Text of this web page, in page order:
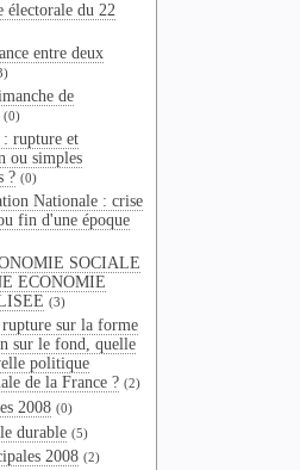
électorale du 22
entre deux
de
(0)
rupture et
ou simples
? (0)
Nationale : crise
fin d'une époque
SOCIALE
ECONOMIE
(3)
sur la forme
sur le fond, quelle
politique
de la France ? (2)
2008 (0)
durable (5)
2008 (2)